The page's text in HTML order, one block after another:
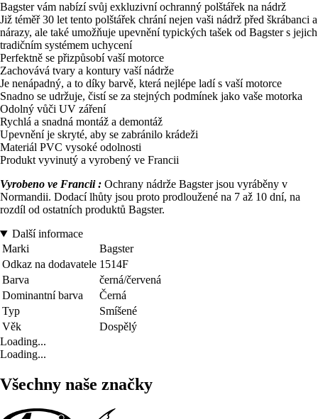
Bagster vám nabízí svůj exkluzivní ochranný polštářek na nádrž
Již téměř 30 let tento polštářek chrání nejen vaši nádrž před škrábanci a
nárazy, ale také umožňuje upevnění typických tašek od Bagster s jejich
tradičním systémem uchycení
Perfektně se přizpůsobí vaší motorce
Zachovává tvary a kontury vaší nádrže
Je nenápadný, a to díky barvě, která nejlépe ladí s vaší motorce
Snadno se udržuje, čistí se za stejných podmínek jako vaše motorka
Odolný vůči UV záření
Rychlá a snadná montáž a demontáž
Upevnění je skryté, aby se zabránilo krádeži
Materiál PVC vysoké odolnosti
Produkt vyvinutý a vyrobený ve Francii
Vyrobeno ve Francii : Ochrany nádrže Bagster jsou vyráběny v
Normandii. Dodací lhůty jsou proto prodloužené na 7 až 10 dní, na
rozdíl od ostatních produktů Bagster.
Další informace
Marki
Bagster
Odkaz na dodavatele 1514F
Barva
černá/červená
Dominantní barva
Černá
Typ
Smíšené
Věk
Dospělý
Loading...
Loading...
Všechny naše značky